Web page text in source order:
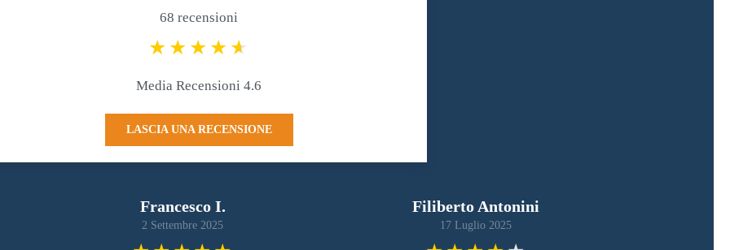
68 recensioni
Media Recensioni 4.6
LASCIA UNA RECENSIONE
Francesco I.
2 Settembre 2025
Filiberto Antonini
17 Luglio 2025